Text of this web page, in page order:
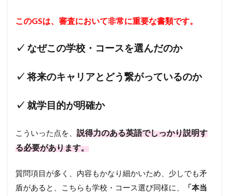
このGSは、審査において非常に重要な書類です。
✓ なぜこの学校・コースを選んだのか
✓ 将来のキャリアとどう繋がっているのか
✓ 就学目的が明確か
こういった点を、 説得力のある英語でしっかり説明す
る必要があります。
質問項目が多く、内容もかなり細かいため、少しでも矛
盾があると、こちらも学校・コース選び同様に、
「本当